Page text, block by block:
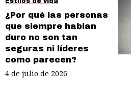
¿Por qué las personas
que siempre hablan
duro no son tan
seguras ni líderes
como parecen?
4 de julio de 2026